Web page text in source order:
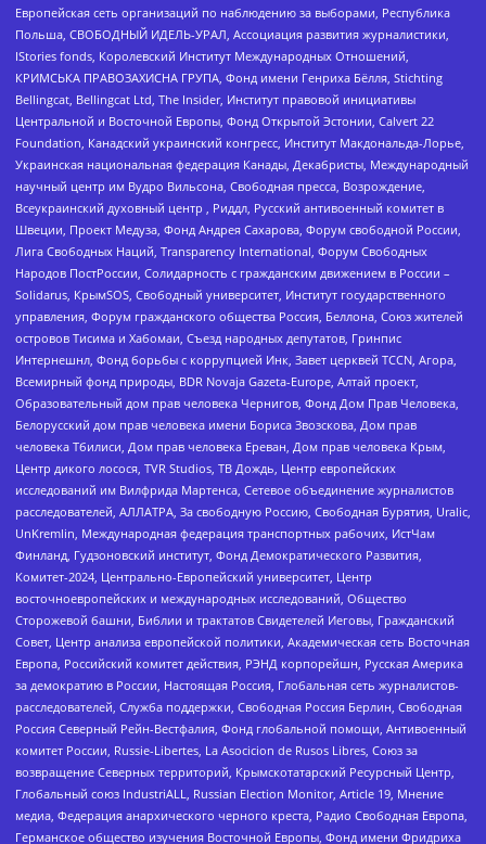
Европейская сеть организаций по наблюдению за выборами, Республика
Польша, СВОБОДНЫЙ ИДЕЛЬ-УРАЛ, Ассоциация развития журналистики,
IStories fonds, Королевский Институт Международных Отношений,
КРИМСЬКА ПРАВОЗАХИСНА ГРУПА, Фонд имени Генриха Бёлля, Stichting
Bellingcat, Bellingcat Ltd, The Insider, Институт правовой инициативы
Центральной и Восточной Европы, Фонд Открытой Эстонии, Calvert 22
Foundation, Канадский украинский конгресс, Институт Макдональда-Лорье,
Украинская национальная федерация Канады, Декабристы, Международный
научный центр им Вудро Вильсона, Свободная пресса, Возрождение,
Всеукраинский духовный центр , Риддл, Русский антивоенный комитет в
Швеции, Проект Медуза, Фонд Андрея Сахарова, Форум свободной России,
Лига Свободных Наций, Transparеncy International, Форум Свободных
Народов ПостРоссии, Солидарность с гражданским движением в России –
Solidarus, КрымSOS, Свободный университет, Институт государственного
управления, Форум гражданского общества Россия, Беллона, Союз жителей
островов Тисима и Хабомаи, Съезд народных депутатов, Гринпис
Интернешнл, Фонд борьбы с коррупцией Инк, Завет церквей TCCN, Агора,
Всемирный фонд природы, BDR Novaja Gazeta-Europe, Алтай проект,
Образовательный дом прав человека Чернигов, Фонд Дом Прав Человека,
Белорусский дом прав человека имени Бориса Звозскова, Дом прав
человека Тбилиси, Дом прав человека Ереван, Дом прав человека Крым,
Центр дикого лосося, TVR Studios, ТВ Дождь, Центр европейских
исследований им Вилфрида Мартенса, Сетевое объединение журналистов
расследователей, АЛЛАТРА, За свободную Россию, Свободная Бурятия, Uralic,
UnKremlin, Международная федерация транспортных рабочих, ИстЧам
Финланд, Гудзоновский институт, Фонд Демократического Развития,
Комитет-2024, Центрально-Европейский университет, Центр
восточноевропейских и международных исследований, Общество
Сторожевой башни, Библии и трактатов Свидетелей Иеговы, Гражданский
Совет, Центр анализа европейской политики, Академическая сеть Восточная
Европа, Российский комитет действия, РЭНД корпорейшн, Русская Америка
за демократию в России, Настоящая Россия, Глобальная сеть журналистов-
расследователей, Служба поддержки, Свободная Россия Берлин, Свободная
Россия Северный Рейн-Вестфалия, Фонд глобальной помощи, Антивоенный
комитет России, Russie-Libertes, La Asocicion de Rusos Libres, Союз за
возвращение Северных территорий, Крымскотатарский Ресурсный Центр,
Глобальный союз IndustriALL, Russian Election Monitor, Article 19, Мнение
медиа, Федерация анархического черного креста, Радио Свободная Европа,
Германское общество изучения Восточной Европы, Фонд имени Фридриха